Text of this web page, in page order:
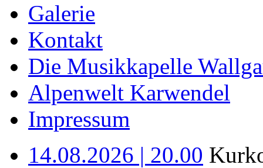
Galerie
Kontakt
Die Musikkapelle
Alpenwelt Karwendel
Impressum
14.08.2026 | 20.00